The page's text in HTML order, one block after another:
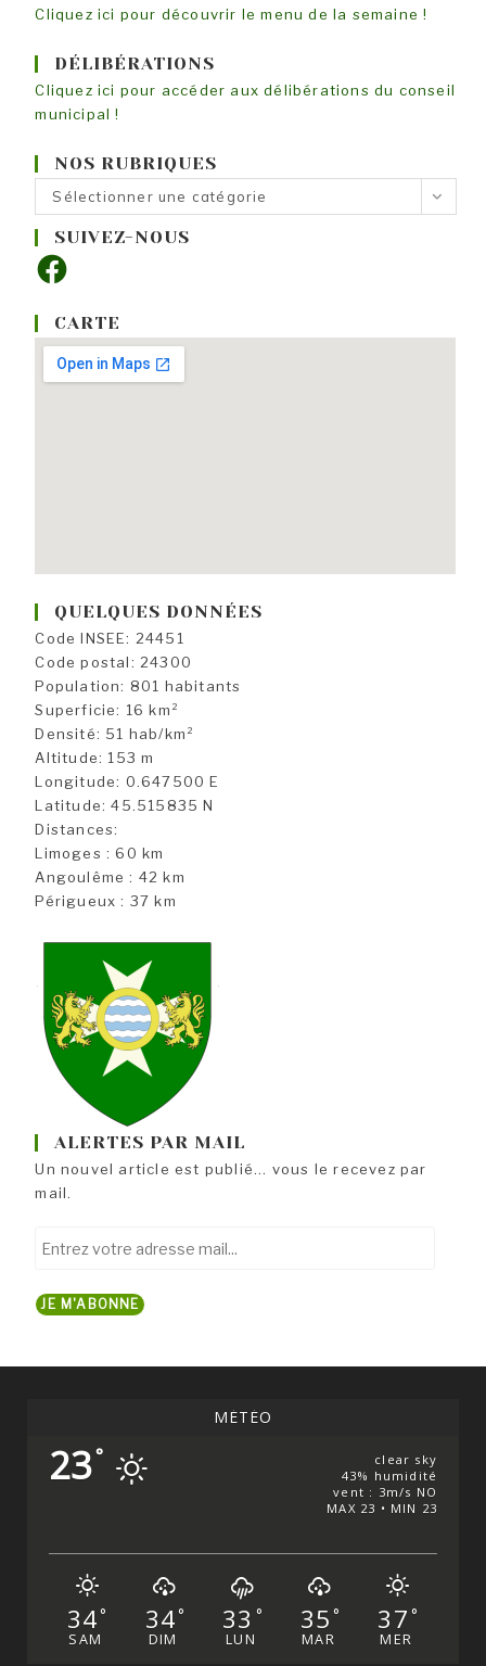
Cliquez ici pour découvrir le menu de la semaine !
DÉLIBÉRATIONS
Cliquez ici pour accéder aux délibérations du conseil
municipal !
NOS RUBRIQUES
Nos
rubriques
Sélectionner une catégorie
SUIVEZ-NOUS
Facebook
CARTE
QUELQUES DONNÉES
Code INSEE: 24451
Code postal: 24300
Population: 801 habitants
Superficie: 16 km²
Densité: 51 hab/km²
Altitude: 153 m
Longitude: 0.647500 E
Latitude: 45.515835 N
Distances:
Limoges : 60 km
Angoulême : 42 km
Périgueux : 37 km
ALERTES PAR MAIL
Un nouvel article est publié... vous le recevez par
mail.
votre
mail...
JE M'ABONNE
MÉTÉO
23°
clear sky
43% humidité
vent : 3m/s NO
MAX 23 • MIN 23
34 °
SAM
34 °
DIM
33 °
LUN
35 °
MAR
37 °
MER